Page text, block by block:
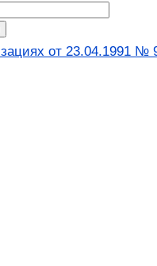
от 23.04.1991 №